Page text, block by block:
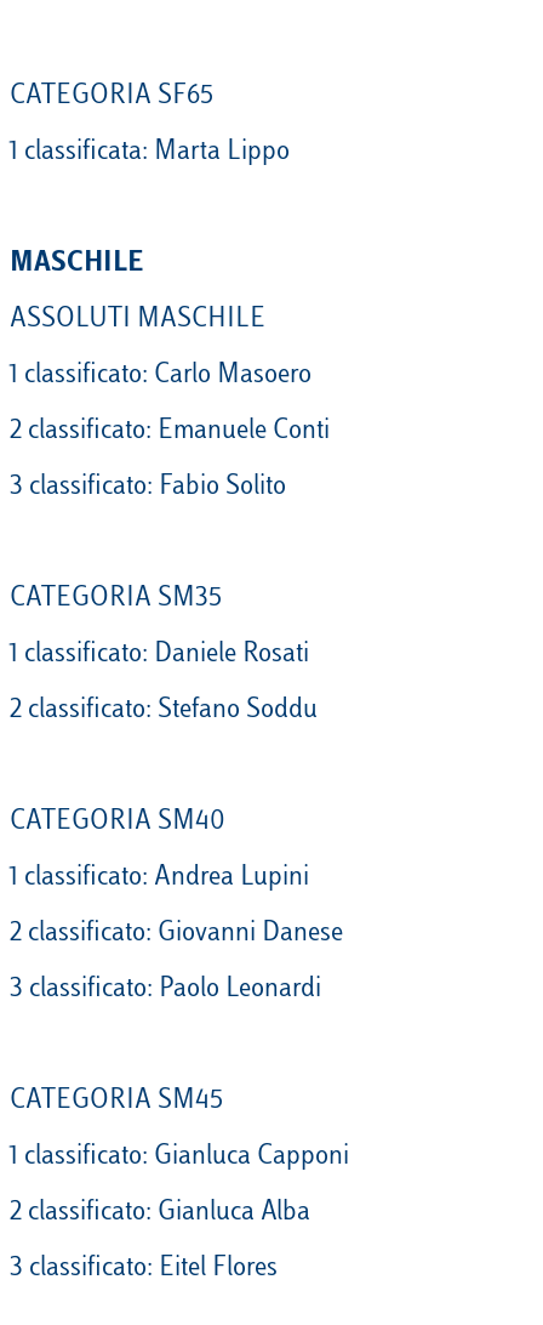
CATEGORIA SF65
1 classificata: Marta Lippo
MASCHILE
ASSOLUTI MASCHILE
1 classificato: Carlo Masoero
2 classificato: Emanuele Conti
3 classificato: Fabio Solito
CATEGORIA SM35
1 classificato: Daniele Rosati
2 classificato: Stefano Soddu
CATEGORIA SM40
1 classificato: Andrea Lupini
2 classificato: Giovanni Danese
3 classificato: Paolo Leonardi
CATEGORIA SM45
1 classificato: Gianluca Capponi
2 classificato: Gianluca Alba
3 classificato: Eitel Flores